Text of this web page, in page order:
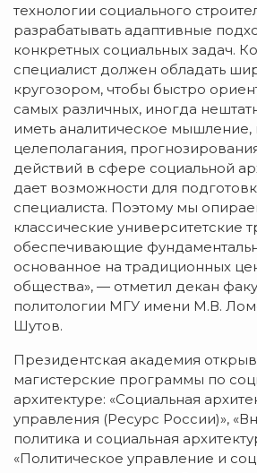
технологии социального
разрабатывать адаптивные
конкретных социальных задач.
специалист должен обладать
кругозором, чтобы быстро
самых различных, иногда
иметь аналитическое мышление,
целеполагания,
действий в сфере социальной
дает возможности для
специалиста. Поэтому мы
классические университетские
обеспечивающие
основанное на традиционных
общества», — отметил декан
политологии МГУ имени М.В.
Шутов.
Президентская академия
магистерские программы по
архитектуре: «Социальная
управления (Ресурс России)»,
политика и социальная
«Политическое управление и